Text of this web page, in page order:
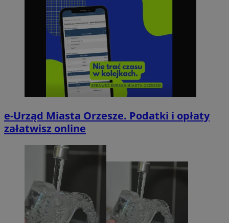
e-Urząd Miasta Orzesze. Podatki i opłaty
załatwisz online